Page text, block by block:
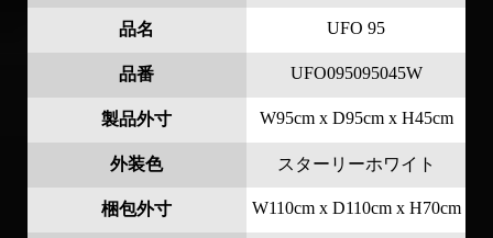
品名
品番
製品外寸
外装色
梱包外寸
UFO 95
UFO095095045W
W95cm x D95cm x H45cm
スターリーホワイト
W110cm x D110cm x H70cm